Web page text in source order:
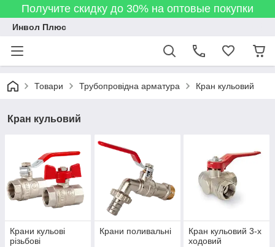
Получите скидку до 30% на оптовые покупки
Инвол Плюс
Товари Трубопровідна арматура Кран кульовий
Кран кульовий
Крани кульові
різьбові
Крани поливальні
Кран кульовий 3-х
ходовий